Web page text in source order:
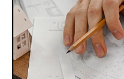
примерно каждый пятый из
никогда кредиты не брал,
а больше половины имеют